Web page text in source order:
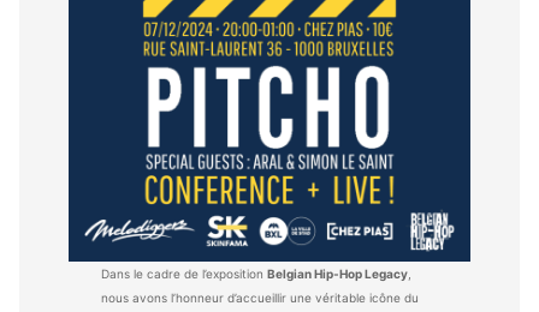
Dans le cadre de l’exposition Belgian Hip-Hop Legacy,
nous avons l’honneur d’accueillir une véritable icône du